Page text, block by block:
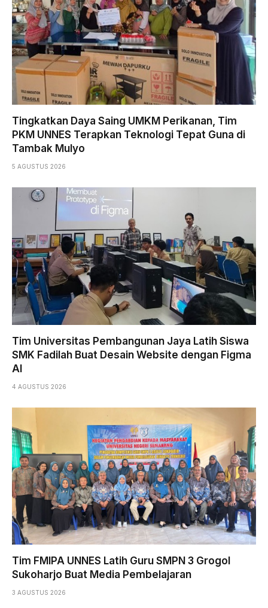
Tingkatkan Daya Saing UMKM Perikanan, Tim
PKM UNNES Terapkan Teknologi Tepat Guna di
Tambak Mulyo
5 AGUSTUS 2026
Tim Universitas Pembangunan Jaya Latih Siswa
SMK Fadilah Buat Desain Website dengan Figma
AI
4 AGUSTUS 2026
Tim FMIPA UNNES Latih Guru SMPN 3 Grogol
Sukoharjo Buat Media Pembelajaran
3 AGUSTUS 2026